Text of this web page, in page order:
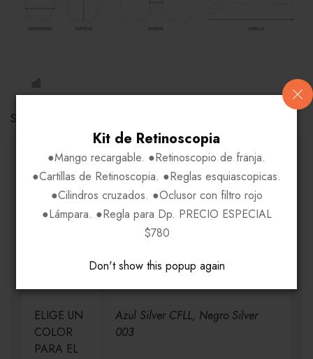
Kit de Retinoscopia
●Mango recargable. ●Retinoscopio de franja.
●Cartillas de Retinoscopia. ●Reglas esquiascopicas.
●Cilindros cruzados. ●Oclusor con filtro rojo
●Lámpara. ●Regla para Dp. PRECIO ESPECIAL
$780
Don't show this popup again
Share Link:
INFORMACIÓN ADICIONAL
MEDIDAS
H52-V38-P20-VA145, H52-V39-P19-
VA145
Metal
ELIGE UN
COLOR
PARA EL
Azul Silver CFLL, Negro Silver
003